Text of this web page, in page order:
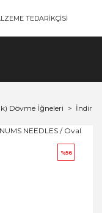
TEDARİKÇİSİ
Dövme İğneleri
%56